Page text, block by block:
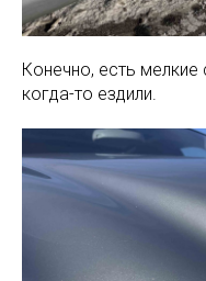
Конечно, есть
когда-то ездили.